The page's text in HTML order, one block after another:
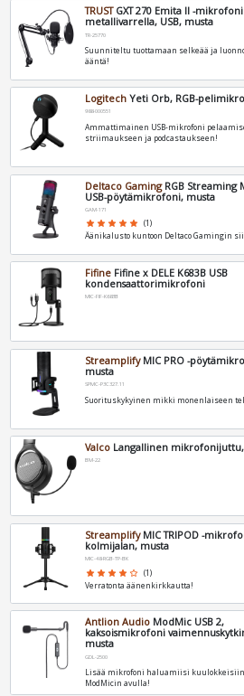
TRUSTGXT 270 Emita II -mikrofoni
metallivarrella, USB, musta
TR-25770
Suunniteltu tuottamaan selkeää ja
ääntä!
Logitech Yeti Orb, RGB-
988-000551
Ammattimainen USB-mikrofoni
striimaukseen ja podcastaukseen!
Deltaco GamingRGB Streaming
USB-pöytämikrofoni, musta
GAM-171
star star star star star (1)
Äänikalusto kuntoon Deltaco Gamingin
Fifine Fifine x DELE K683B USB
kondensaattorimikrofoni
MIC-FIF-K683B
StreamplifyMIC PRO -
musta
SPMC-P3C327.11
Suorituskykyinen mikki monenlaiseen
Valco Langallinen
BM-22
StreamplifyMIC TRIPOD -
kolmijalan, musta
MIC-48-RGB-TP-BK
star star star star star_border (1)
Verratonta äänenkirkkautta!
Antlion Audio ModMic USB 2,
kaksoismikrofoni
musta
GDL-2500
Lisää mikrofoni haluamiisi kuulokkeisiin
ModMicin avulla!